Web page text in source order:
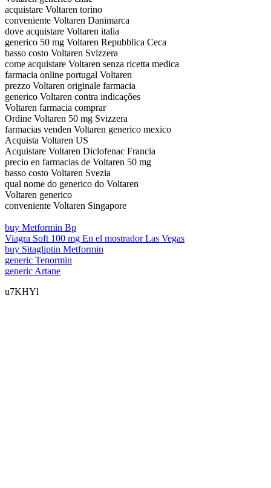
acquistare Voltaren torino
conveniente Voltaren Danimarca
dove acquistare Voltaren italia
generico 50 mg Voltaren Repubblica Ceca
basso costo Voltaren Svizzera
come acquistare Voltaren senza ricetta medica
farmacia online portugal Voltaren
prezzo Voltaren originale farmacia
generico Voltaren contra indicações
Voltaren farmacia comprar
Ordine Voltaren 50 mg Svizzera
farmacias venden Voltaren generico mexico
Acquista Voltaren US
Acquistare Voltaren Diclofenac Francia
precio en farmacias de Voltaren 50 mg
basso costo Voltaren Svezia
qual nome do generico do Voltaren
Voltaren generico
conveniente Voltaren Singapore
buy Metformin Bp
Viagra Soft 100 mg En el mostrador Las Vegas
buy Sitagliptin Metformin
generic Tenormin
generic Artane
u7KHYl